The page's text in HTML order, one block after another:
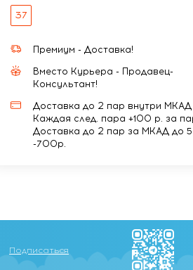
37
Премиум - Доставка!
Вместо Курьера - Продавец-
Консультант!
Доставка до 2 пар внутри МКАД
Каждая след. пара +100 р. за
Доставка до 2 пар за МКАД до 5
-700р.
Подписаться